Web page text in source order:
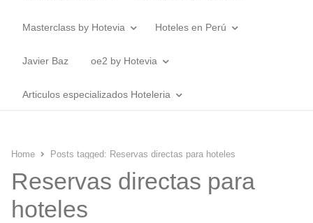
Masterclass by Hotevia Hoteles en Perú
Javier Baz oe2 by Hotevia
Articulos especializados Hoteleria
Home Posts tagged: Reservas directas para hoteles
Reservas directas para
hoteles